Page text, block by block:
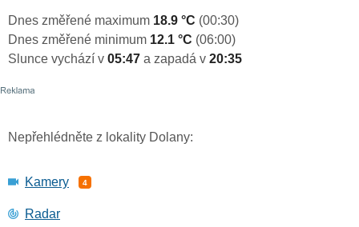
Dnes změřené maximum 18.9 °C (00:30)
Dnes změřené minimum 12.1 °C (06:00)
Slunce vychází v 05:47 a zapadá v 20:35
Nepřehlédněte z lokality Dolany:
Kamery 4
Radar